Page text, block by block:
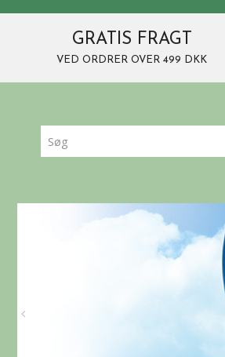
GRATIS FRAGT
VED ORDRER OVER 499 DKK